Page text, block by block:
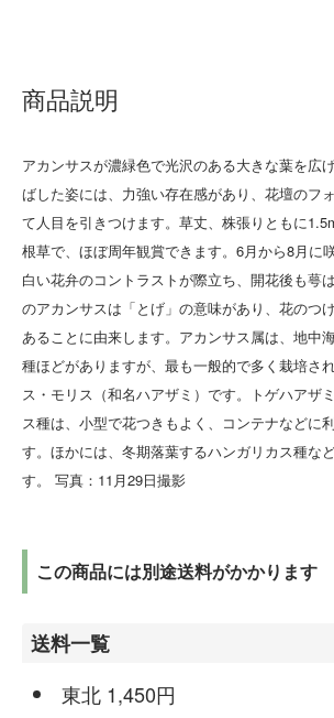
商品説明
アカンサスが濃緑色で光沢のある大きな葉を広
ばした姿には、力強い存在感があり、花壇のフ
て人目を引きつけます。草丈、株張りともに
根草で、ほぼ周年観賞できます。6月から8月に
白い花弁のコントラストが際立ち、開花後も萼
のアカンサスは「とげ」の意味があり、花のつ
あることに由来します。アカンサス属は、地中
種ほどがありますが、最も一般的で多く栽培さ
ス・モリス（和名ハアザミ）です。トゲハアザ
ス種は、小型で花つきもよく、コンテナなどに
す。ほかには、冬期落葉するハンガリカス種な
す。 写真：11月29日撮影
この商品には別途送料がかかります
送料一覧
東北 1,450円